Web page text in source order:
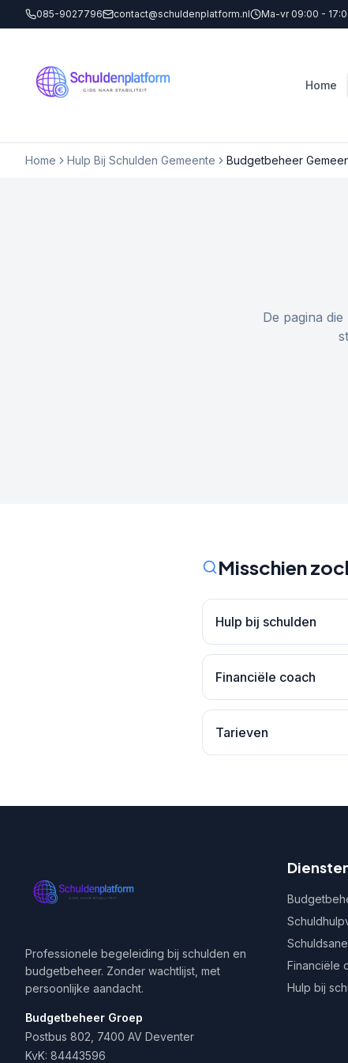
085-9027796 contact@schuldenplatform.nl Ma-vr 09:00 -
Home
Home Hulp Bij Schulden Gemeente Budgetbeheer
De pagina
Misschien
Hulp bij schulden
Financiële coach
Tarieven
Professionele begeleiding bij schulden en
budgetbeheer. Zonder wachtlijst, met
persoonlijke aandacht.
Budgetbeheer Groep
Postbus 802, 7400 AV Deventer
KvK: 84443596
Financiële
Hulp bij